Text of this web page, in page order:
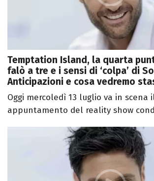
Temptation Island, la quarta
falò a tre e i sensi di ‘colpa’ di
Anticipazioni e cosa vedremo
Oggi mercoledì 13 luglio va in scena
appuntamento del reality show